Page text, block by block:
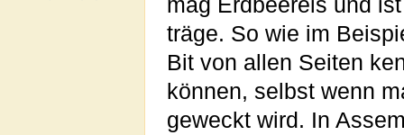
träge. So wie im
Bit von allen Seiten
können, selbst wenn
geweckt wird. In